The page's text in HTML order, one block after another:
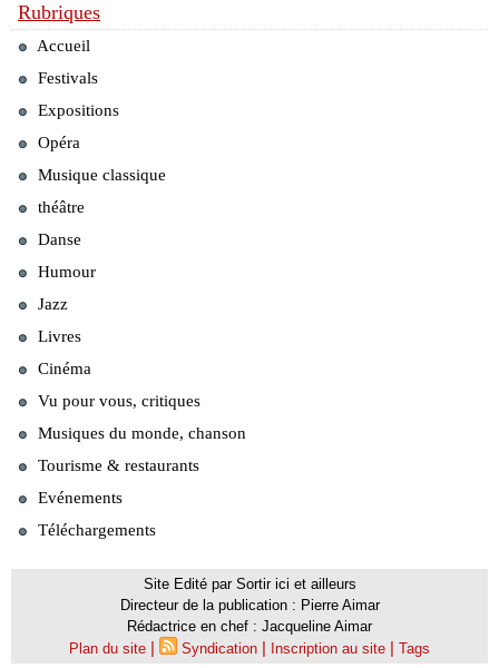
Rubriques
Accueil
Festivals
Expositions
Opéra
Musique classique
théâtre
Danse
Humour
Jazz
Livres
Cinéma
Vu pour vous, critiques
Musiques du monde, chanson
Tourisme & restaurants
Evénements
Téléchargements
Site Edité par Sortir ici et ailleurs
Directeur de la publication : Pierre Aimar
Rédactrice en chef : Jacqueline Aimar
Plan du site | Syndication | Inscription au site | Tags